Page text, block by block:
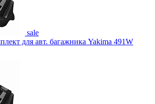
sale
для авт. багажника Yakima 491W